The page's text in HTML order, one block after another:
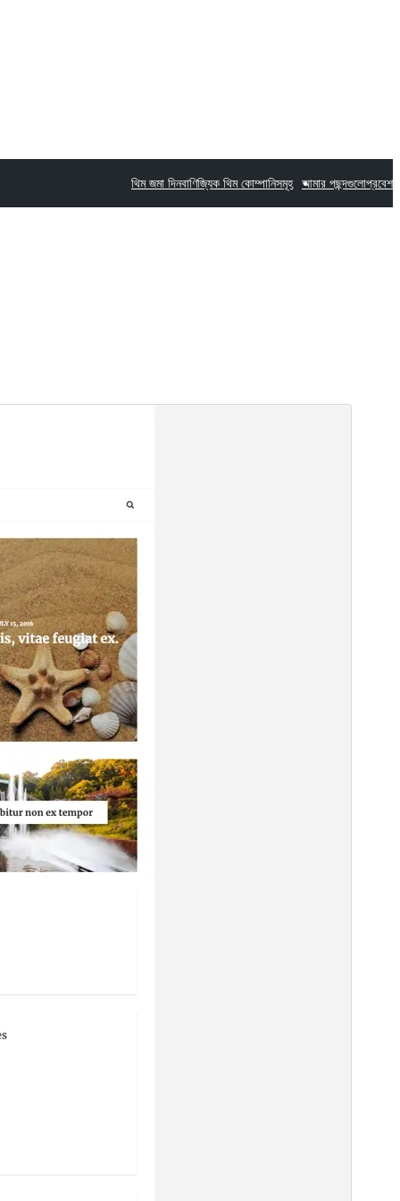
থিম জমা দিনবাণিজ্যিক থিম কোম্পানিসমূহ আমার পছন্দগুলোপ্রবেশ
সর্বশেষ হালনাগাদ
সক্রিয় ইনস্টলেশনসমূহ
পিএইচপি সংস্করণ
থিম হোমপেজ